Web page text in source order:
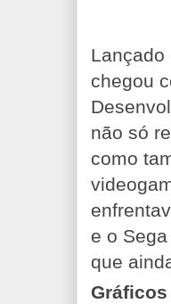
Lançado
chegou
não só
como
e o
que
Gráficos